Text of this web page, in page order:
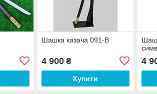
Шашка казача 091-B
4 900₴
Купити
4